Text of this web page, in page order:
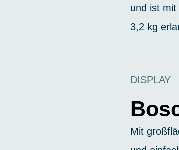
und ist
3,2 kg
DISPLAY
Mit